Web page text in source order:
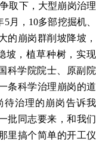
取下，大型崩岗治理
月，10多部挖掘机、
的崩岗群削坡降坡，
坡，植草种树，实现
科学院院士、原副院
条科学治理崩岗的道
待治理的崩岗告诉我
批同志要来，和我们
里搞个简单的开工仪